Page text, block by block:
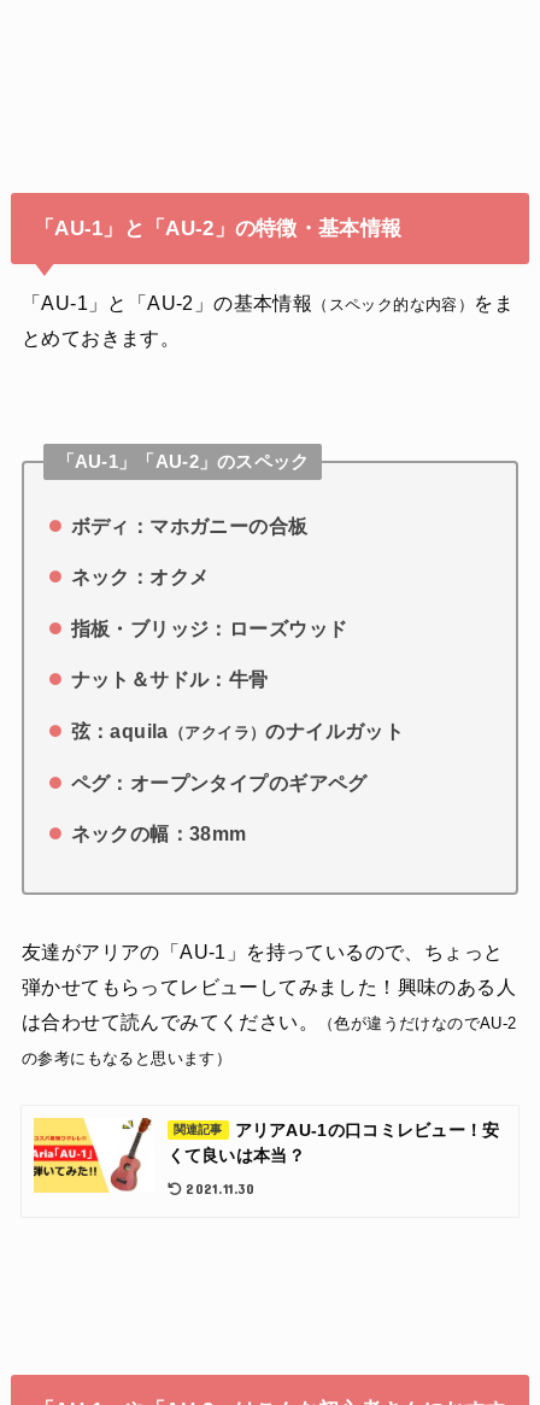
「AU-1」と「AU-2」の特徴・基本情報
「AU-1」と「AU-2」の基本情報 （スペック的な内容）
をま
とめておきます。
「AU-1」「AU-2」のスペック
ボディ：マホガニーの合板
ネック：オクメ
指板・ブリッジ：ローズウッド
ナット＆サドル：牛骨
弦：aquila （アクイラ）のナイルガット
ペグ：オープンタイプのギアペグ
ネックの幅：38mm
友達がアリアの「AU-1」を持っているので、ちょっと
弾かせてもらってレビューしてみました！興味のある人
は合わせて読んでみてください。
（色が違うだけなのでAU-2
の参考にもなると思います）
関連記事
アリアAU-1の口コミレビュー！安
くて良いは本当？
2021.11.30